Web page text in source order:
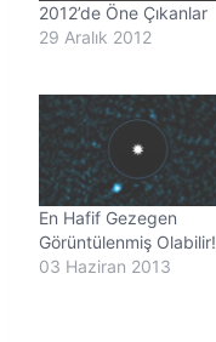
.
2012’de Öne Çıkanlar
29 Aralık 2012
En Hafif Gezegen
Görüntülenmiş Olabilir!
03 Haziran 2013